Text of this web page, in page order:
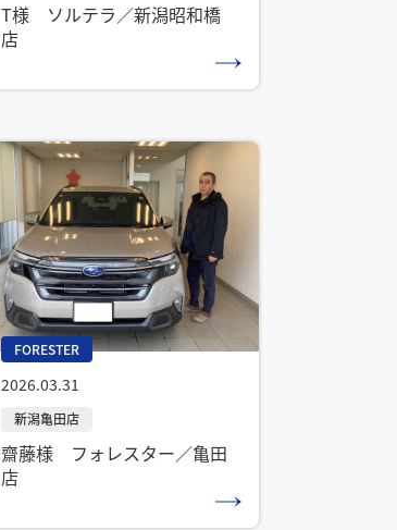
T様 ソルテラ／新潟昭和橋
店
FORESTER
2026.03.31
新潟亀田店
齋藤様 フォレスター／亀田
店